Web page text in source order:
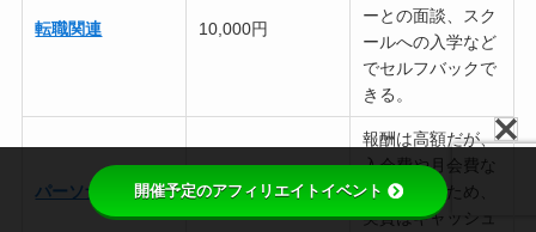
転職関連 10,000円
ーとの面談、スク
ールへの入学など
でセルフバックで
きる。
パーソナルジム 15,000円
報酬は高額だが、
入会費や月会費な
どがかかるため、
実質はキャッシュ
開催予定のアフィリエイトイベント